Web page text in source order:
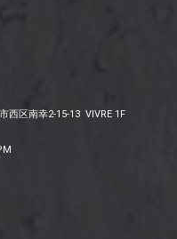
西区南幸2-15-13 VIVRE 1F